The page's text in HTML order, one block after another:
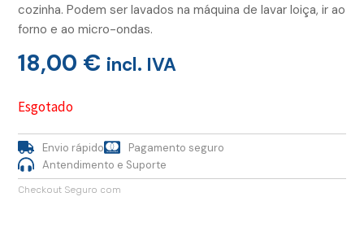
cozinha. Podem ser lavados na máquina de lavar loiça, ir ao
forno e ao micro-ondas.
18,00 € incl. IVA
Esgotado
Envio rápido
Pagamento seguro
Antendimento e Suporte
Checkout Seguro com